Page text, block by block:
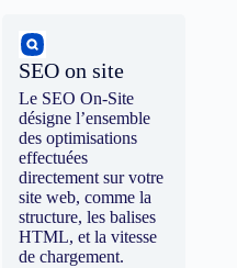
SEO on site
Le SEO On-Site
désigne l’ensemble
des optimisations
effectuées
directement sur votre
site web, comme la
structure, les balises
HTML, et la vitesse
de chargement.